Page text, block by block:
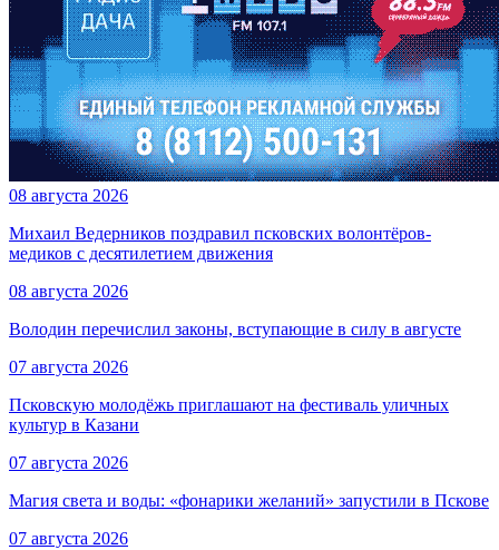
08 августа 2026
Михаил Ведерников поздравил псковских волонтёров-
медиков с десятилетием движения
08 августа 2026
Володин перечислил законы, вступающие в силу в августе
07 августа 2026
Псковскую молодёжь приглашают на фестиваль уличных
культур в Казани
07 августа 2026
Магия света и воды: «фонарики желаний» запустили в Пскове
07 августа 2026